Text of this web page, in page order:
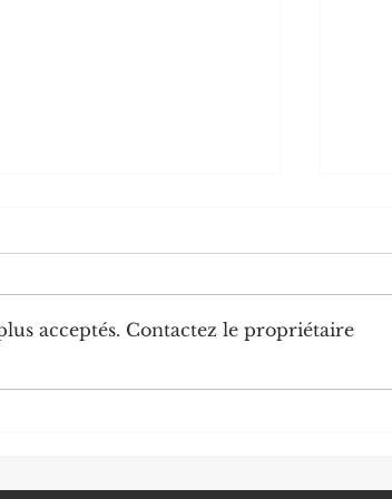
: trois nouveaux
acceptés. Contactez le propriétaire